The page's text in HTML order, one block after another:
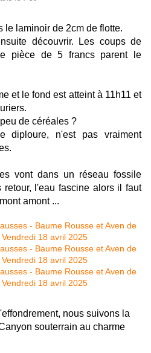
le laminoir de 2cm de flotte.
découvrir. Les coups de
pièce de 5 francs parent le
et le fond est atteint à 11h11 et
de céréales ?
diploure, n'est pas vraiment
vont dans un réseau fossile
l'eau fascine alors il faut
amont ...
nous suivons la
souterrain au charme